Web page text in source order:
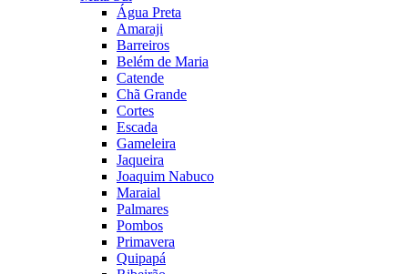
Água Preta
Amaraji
Barreiros
Belém de Maria
Catende
Chã Grande
Cortes
Escada
Gameleira
Jaqueira
Joaquim Nabuco
Maraial
Palmares
Pombos
Primavera
Quipapá